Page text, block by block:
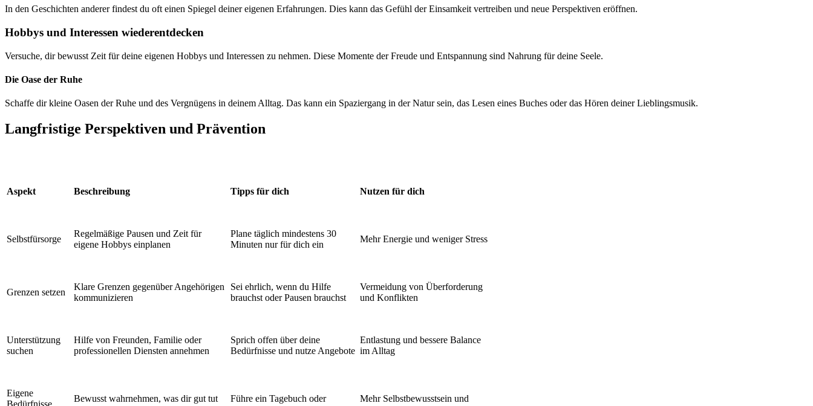
In den Geschichten anderer findest du oft einen Spiegel deiner eigenen Erfahrungen. Dies kann das Gefühl der Einsamkeit vertreiben und neue Perspektiven eröffnen.
Hobbys und Interessen wiederentdecken
Versuche, dir bewusst Zeit für deine eigenen Hobbys und Interessen zu nehmen. Diese Momente der Freude und Entspannung sind Nahrung für deine Seele.
Die Oase der Ruhe
Schaffe dir kleine Oasen der Ruhe und des Vergnügens in deinem Alltag. Das kann ein Spaziergang in der Natur sein, das Lesen eines Buches oder das Hören deiner Lieblingsmusik.
Langfristige Perspektiven und Prävention
Aspekt Beschreibung Tipps für dich Nutzen für dich
Selbstfürsorge
Regelmäßige Pausen und Zeit für
eigene Hobbys einplanen
Plane täglich mindestens 30
Minuten nur für dich ein
Mehr Energie und weniger Stress
Grenzen setzen
Klare Grenzen gegenüber Angehörigen
kommunizieren
Sei ehrlich, wenn du Hilfe
brauchst oder Pausen brauchst
Vermeidung von Überforderung
und Konflikten
Unterstützung
suchen
Hilfe von Freunden, Familie oder
professionellen Diensten annehmen
Sprich offen über deine
Bedürfnisse und nutze Angebote
Entlastung und bessere Balance
im Alltag
Eigene
Bewusst wahrnehmen, was dir gut tut
Führe ein Tagebuch oder
Mehr Selbstbewusstsein und